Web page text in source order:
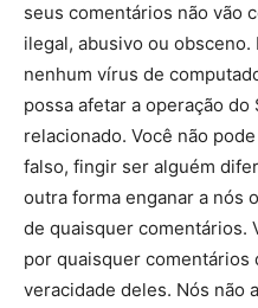
seus comentários não vão
ilegal, abusivo ou
nenhum vírus de
possa afetar a operação
relacionado. Você não
falso, fingir ser alguém
outra forma enganar a nós
de quaisquer comentários.
por quaisquer comentários
veracidade deles. Nós não